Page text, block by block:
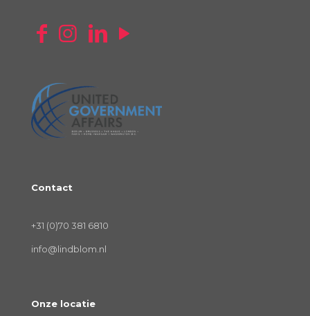
Contact
+31 (0)70 381 6810
info@lindblom.nl
Onze locatie